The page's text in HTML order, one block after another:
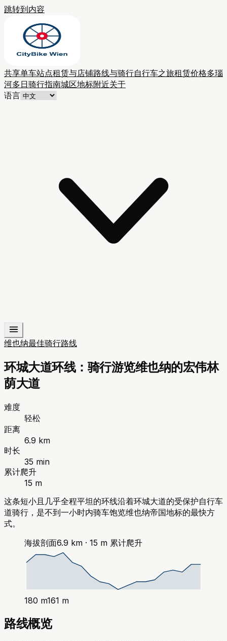
跳转到内容
共享单车站点租赁与店铺路线与骑行自行车之旅租赁价格多瑙
河多日骑行指南城区地标附近关于
语言
维也纳最佳骑行路线
环城大道环线：骑行游览维也纳的宏伟林
荫大道
难度
轻松
距离
6.9 km
时长
35 min
累计爬升
15 m
这条短小且几乎全程平坦的环线沿着环城大道的受保护自行车
道骑行，是不到一小时内骑车饱览维也纳帝国地标的最快方
式。
海拔剖面6.9 km · 15 m 累计爬升
180 m161 m
路线概览